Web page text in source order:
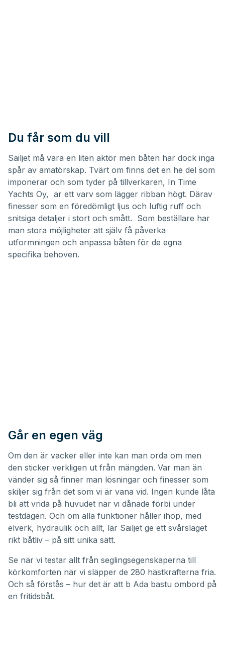
Du får som du vill
Sailjet må vara en liten aktör men båten har dock inga
spår av amatörskap. Tvärt om finns det en he del som
imponerar och som tyder på tillverkaren, In Time
Yachts Oy, är ett varv som lägger ribban högt. Därav
finesser som en föredömligt ljus och luftig ruff och
snitsiga detaljer i stort och smått. Som beställare har
man stora möjligheter att själv få påverka
utformningen och anpassa båten för de egna
specifika behoven.
Går en egen väg
Om den är vacker eller inte kan man orda om men
den sticker verkligen ut från mängden. Var man än
vänder sig så finner man lösningar och finesser som
skiljer sig från det som vi är vana vid. Ingen kunde låta
bli att vrida på huvudet när vi dånade förbi under
testdagen. Och om alla funktioner håller ihop, med
elverk, hydraulik och allt, lär Sailjet ge ett svårslaget
rikt båtliv – på sitt unika sätt.
Se när vi testar allt från seglingsegenskaperna till
körkomforten när vi släpper de 280 hästkrafterna fria.
Och så förstås – hur det är att b Ada bastu ombord på
en fritidsbåt.